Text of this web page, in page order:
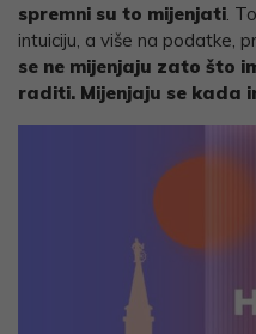
spremni su to mijenjati.
intuiciju, a više na podatke,
se ne mijenjaju zato što
raditi. Mijenjaju se kada